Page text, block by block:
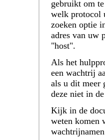
gebruikt om
welk protocol
zoeken optie
adres van uw
"host".
Als het
een wachtrij
als u dit meer
deze niet in
Kijk in de
weten komen